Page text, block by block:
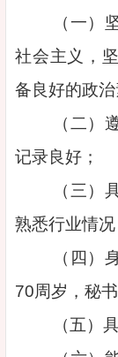
（一）
社会主义，
备良好的政治
（二）
记录良好；
（三）
熟悉行业情
（四）
70周岁，秘
（五）